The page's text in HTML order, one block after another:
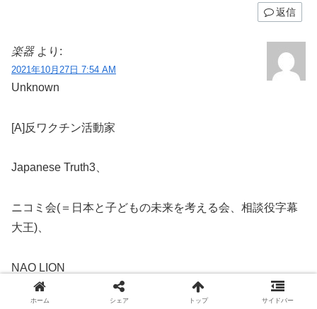
返信
楽器 より:
2021年10月27日 7:54 AM
Unknown
[A]反ワクチン活動家
Japanese Truth3、
ニコミ会(＝日本と子どもの未来を考える会、相談役字幕
大王)、
NAO LION
ホーム シェア トップ サイドバー